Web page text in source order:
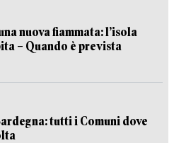
nuova fiammata: l’isola
– Quando è prevista
tutti i Comuni dove